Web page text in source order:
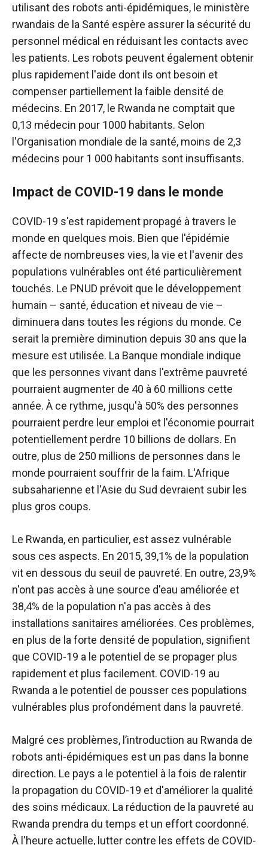
utilisant des robots anti-épidémiques, le ministère
rwandais de la Santé espère assurer la sécurité du
personnel médical en réduisant les contacts avec
les patients. Les robots peuvent également obtenir
plus rapidement l'aide dont ils ont besoin et
compenser partiellement la faible densité de
médecins. En 2017, le Rwanda ne comptait que
0,13 médecin pour 1000 habitants. Selon
l'Organisation mondiale de la santé, moins de 2,3
médecins pour 1 000 habitants sont insuffisants.
Impact de COVID-19 dans le monde
COVID-19 s'est rapidement propagé à travers le
monde en quelques mois. Bien que l'épidémie
affecte de nombreuses vies, la vie et l'avenir des
populations vulnérables ont été particulièrement
touchés. Le PNUD prévoit que le développement
humain – santé, éducation et niveau de vie –
diminuera dans toutes les régions du monde. Ce
serait la première diminution depuis 30 ans que la
mesure est utilisée. La Banque mondiale indique
que les personnes vivant dans l'extrême pauvreté
pourraient augmenter de 40 à 60 millions cette
année. À ce rythme, jusqu'à 50% des personnes
pourraient perdre leur emploi et l'économie pourrait
potentiellement perdre 10 billions de dollars. En
outre, plus de 250 millions de personnes dans le
monde pourraient souffrir de la faim. L'Afrique
subsaharienne et l'Asie du Sud devraient subir les
plus gros coups.
Le Rwanda, en particulier, est assez vulnérable
sous ces aspects. En 2015, 39,1% de la population
vit en dessous du seuil de pauvreté. En outre, 23,9%
n'ont pas accès à une source d'eau améliorée et
38,4% de la population n'a pas accès à des
installations sanitaires améliorées. Ces problèmes,
en plus de la forte densité de population, signifient
que COVID-19 a le potentiel de se propager plus
rapidement et plus facilement. COVID-19 au
Rwanda a le potentiel de pousser ces populations
vulnérables plus profondément dans la pauvreté.
Malgré ces problèmes, l’introduction au Rwanda de
robots anti-épidémiques est un pas dans la bonne
direction. Le pays a le potentiel à la fois de ralentir
la propagation du COVID-19 et d'améliorer la qualité
des soins médicaux. La réduction de la pauvreté au
Rwanda prendra du temps et un effort coordonné.
À l'heure actuelle, lutter contre les effets de COVID-